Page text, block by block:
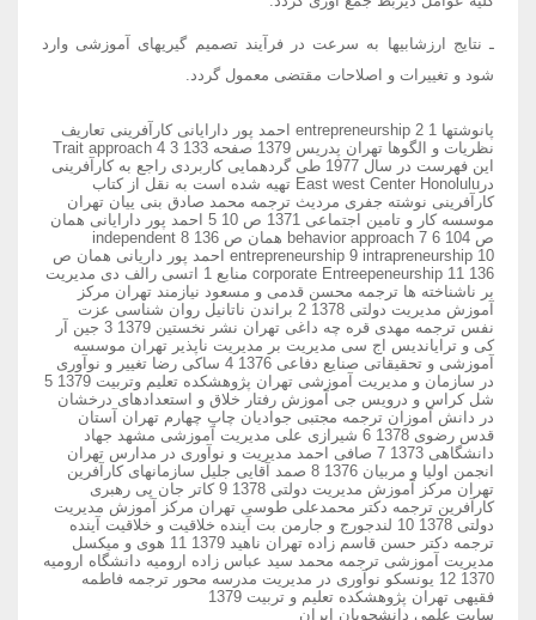
ـ نتایج ارزشابیها به سرعت در فرآیند تصمیم گیریهای آموزشی وارد
شود و تغییرات و اصلاحات مقتضی معمول گردد.
پانوشتها 1 entrepreneurship 2 احمد پور دارایانی کارآفرینی تعاریف
نظریات و الگوها تهران پدریس 1379 صفحه 133 3 Trait approach 4
این فهرست در سال 1977 طی گردهمایی کاربردی راجع به کارآفرینی
درEast west Center Honolulu تهیه شده است به نقل از کتاب
کارآفرینی نوشته جفری مردیث ترجمه محمد صادق بنی ییان تهران
موسسه کار و تامین اجتماعی 1371 ص 10 5 احمد پور دارایانی همان
ص 104 6 behavior approach 7 همان ص 136 8 independent
entrepreneurship 9 intrapreneurship 10 احمد پور داریانی همان ص
136 11 corporate Entreepeneurship منابع 1 اتسی رالف دی مدیریت
بر ناشناخته ها ترجمه محسن قدمی و مسعود نیازمند تهران مرکز
آموزش مدیریت دولتی 1378 2 براندن ناتانیل روان شناسی عزت
نفس ترجمه مهدی قره چه داغی تهران نشر نخستین 1379 3 جین آر
کی و ترایاندیس اج سی مدیریت بر مدیریت ناپذیر تهران موسسه
آموزشی و تحقیقاتی صنایع دفاعی 1376 4 ساکی رضا تغییر و نوآوری
در سازمان و مدیریت آموزشی تهران پژوهشکده تعلیم وتربیت 1379 5
شل کراس و درویس جی آموزش رفتار خلاق و استعدادهای درخشان
در دانش آموزان ترجمه مجتبی جوادیان چاپ چهارم تهران آستان
قدس رضوی 1378 6 شیرازی علی مدیریت آموزشی مشهد جهاد
دانشگاهی 1373 7 صافی احمد مدیریت و نوآوری در مدارس تهران
انجمن اولیا و مربیان 1376 8 صمد آقایی جلیل سازمانهای کارآفرین
تهران مرکز آموزش مدیریت دولتی 1378 9 کاتر جان پی رهبری
کارآفرین ترجمه دکتر محمدعلی طوسی تهران مرکز آموزش مدیریت
دولتی 1378 10 لندجورج و جارمن بت آینده خلاقیت و خلاقیت آینده
ترجمه دکتر حسن قاسم زاده تهران ناهید 1379 11 هوی و میکسل
مدیریت آموزشی ترجمه محمد سید عباس زاده ارومیه دانشگاه ارومیه
1370 12 یونسکو نوآوری در مدیریت مدرسه محور ترجمه فاطمه
فقیهی تهران پژوهشکده تعلیم و تربیت 1379
سایت علمی دانشجویان ایران